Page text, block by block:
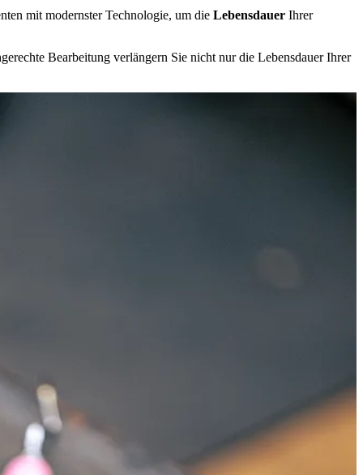
mit modernster Technologie, um die Lebensdauer Ihrer
Bearbeitung verlängern Sie nicht nur die Lebensdauer Ihrer